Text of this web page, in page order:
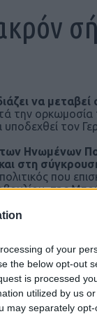
of your
the below opt-out
is processed
utilized by us
may separately
να
την
τον
Ηνωμένων
στη
που
της
με